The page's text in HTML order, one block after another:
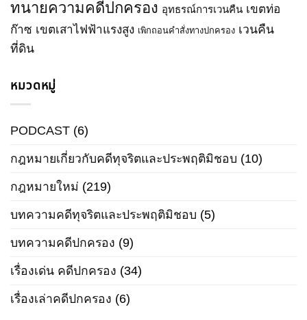
ทนายความคดีปกครอง อุทธรณ์การเวนคืน เขตท่อ
ก๊าซ เขตเสาไฟฟ้าแรงสูง เพิกถอนคำสั่งทางปกครอง เวนคืน
ที่ดิน
หมวดหมู่
PODCAST (6)
กฎหมายเกี่ยวกับคดีทุจริตและประพฤติมิชอบ (10)
กฎหมายใหม่ (219)
บทความคดีทุจริตและประพฤติมิชอบ (5)
บทความคดีปกครอง (9)
เรื่องเด่น คดีปกครอง (34)
เรื่องเล่าคดีปกครอง (6)